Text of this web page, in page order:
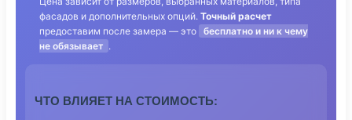
фасадов и дополнительных опций. Точный расчет
предоставим после замера — это бесплатно и ни к чему
не обязывает .
ЧТО ВЛИЯЕТ НА СТОИМОСТЬ: